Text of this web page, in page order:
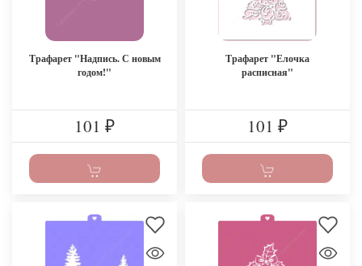
Трафарет "Надпись. С новым
годом!"
101 ₽
Трафарет "Елочка
расписная"
101 ₽